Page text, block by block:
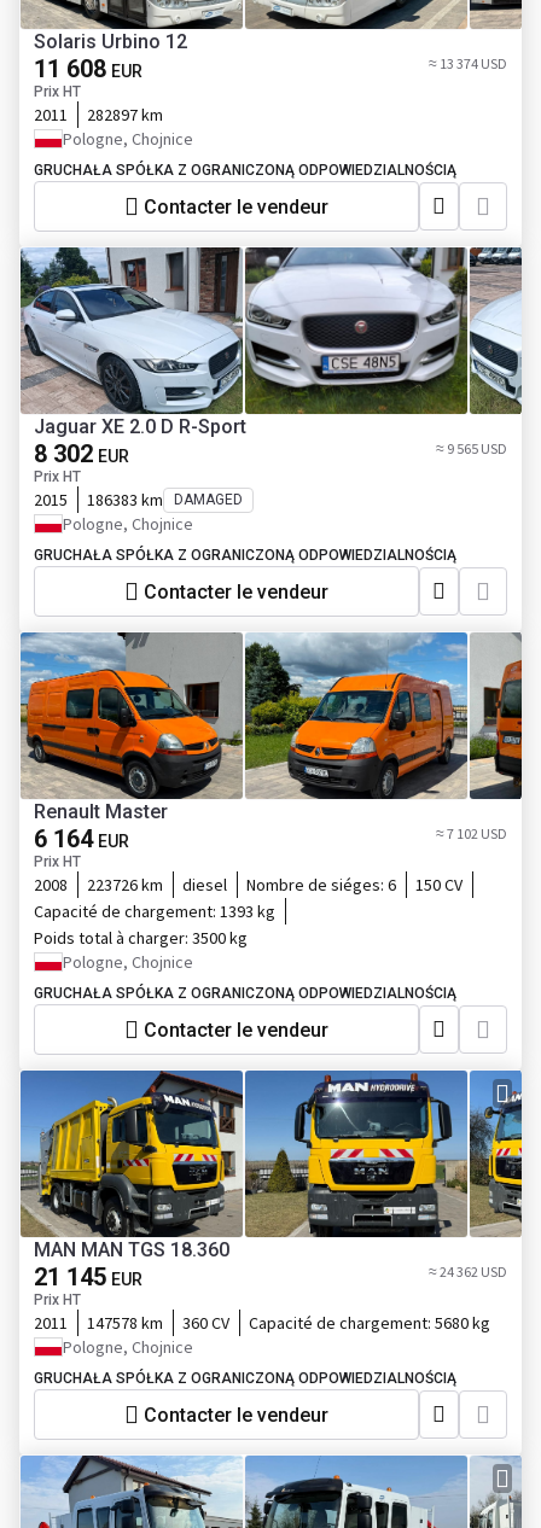
Solaris Urbino 12
11 608 EUR
Prix HT
≈ 13 374 USD
2011
282897 km
Pologne, Chojnice
GRUCHAŁA SPÓŁKA Z OGRANICZONĄ ODPOWIEDZIALNOŚCIĄ
Contacter le vendeur
Jaguar XE 2.0 D R-Sport
8 302 EUR
Prix HT
≈ 9 565 USD
2015 186383 km DAMAGED
Pologne, Chojnice
GRUCHAŁA SPÓŁKA Z OGRANICZONĄ ODPOWIEDZIALNOŚCIĄ
Contacter le vendeur
Renault Master
6 164 EUR
Prix HT
≈ 7 102 USD
2008 223726 km diesel Nombre de siéges: 6
150 CV
Capacité de chargement: 1393 kg
Poids total à charger: 3500 kg
Pologne, Chojnice
GRUCHAŁA SPÓŁKA Z OGRANICZONĄ ODPOWIEDZIALNOŚCIĄ
Contacter le vendeur
MAN MAN TGS 18.360
21 145 EUR
Prix HT
≈ 24 362 USD
2011 147578 km 360 CV Capacité de chargement: 5680 kg
Pologne, Chojnice
GRUCHAŁA SPÓŁKA Z OGRANICZONĄ ODPOWIEDZIALNOŚCIĄ
Contacter le vendeur